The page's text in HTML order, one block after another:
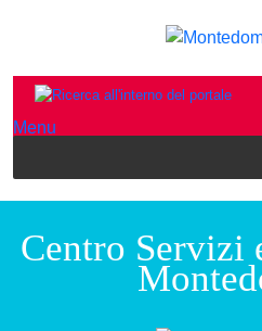
Menu
Centro Servizi